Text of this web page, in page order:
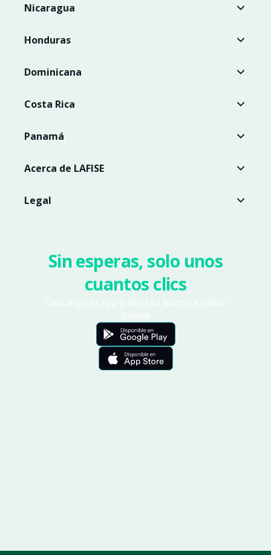
Nicaragua
Honduras
Dominicana
Costa Rica
Panamá
Acerca de LAFISE
Legal
Sin esperas, solo unos
cuantos clics